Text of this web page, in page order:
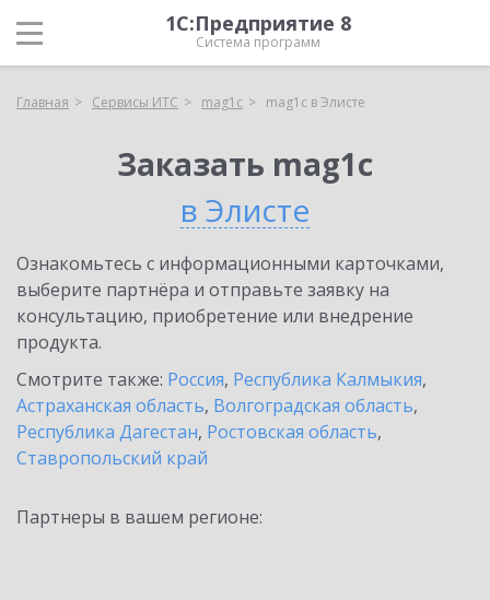
1С:Предприятие 8
Система программ
Главная Сервисы ИТС mag1c mag1c в Элисте
Заказать mag1c
в Элисте
Ознакомьтесь с информационными карточками,
выберите партнёра и отправьте заявку на
консультацию, приобретение или внедрение
продукта.
Смотрите также: Россия, Республика Калмыкия,
Астраханская область, Волгоградская область,
Республика Дагестан, Ростовская область,
Ставропольский край
Партнеры в вашем регионе: